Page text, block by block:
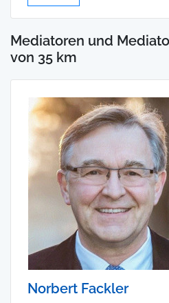
Mediatoren und
von 35 km
Norbert Fackler